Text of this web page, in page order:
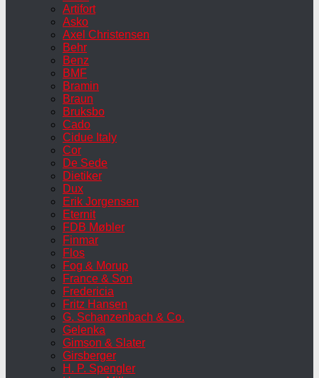
Artifort
Asko
Axel Christensen
Behr
Benz
BMF
Bramin
Braun
Bruksbo
Cado
Cidue Italy
Cor
De Sede
Dietiker
Dux
Erik Jorgensen
Eternit
FDB Møbler
Finmar
Flos
Fog & Morup
France & Son
Fredericia
Fritz Hansen
G. Schanzenbach & Co.
Gelenka
Gimson & Slater
Girsberger
H. P. Spengler